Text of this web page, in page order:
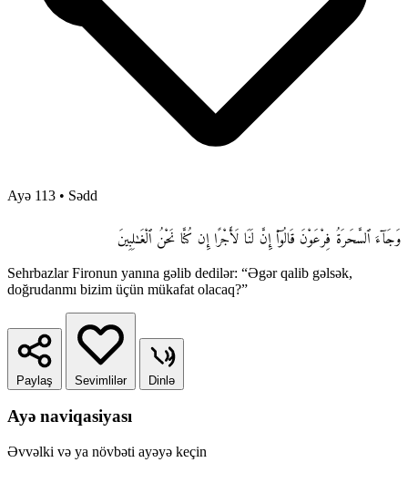
Ayə 113 • Sədd
وَجَآءَ ٱلسَّحَرَةُ فِرْعَوْنَ قَالُوٓا۟ إِنَّ لَنَا لَأَجْرًا إِن كُنَّا نَحْنُ ٱلْغَـٰلِبِينَ
Sehrbazlar Fironun yanına gəlib dedilər: “Əgər qalib gəlsək,
doğrudanmı bizim üçün mükafat olacaq?”
Paylaş Sevimlilər Dinlə
Ayə naviqasiyası
Əvvəlki və ya növbəti ayəyə keçin